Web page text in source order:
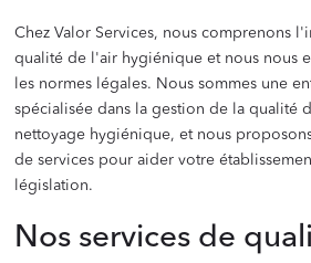
Chez Valor Services, nous comprenons
qualité de l'air hygiénique et nous nous
les normes légales. Nous sommes une
spécialisée dans la gestion de la qualité
nettoyage hygiénique, et nous
de services pour aider votre
législation.
Nos services de